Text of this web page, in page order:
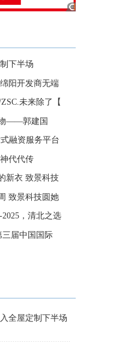
下半场
阳开发商无端
未来除了【
——郭建国
融资服务平台
代代传
新衣 致景科技
致景科技圆她
，清北之选
三届中国国际
全屋定制下半场